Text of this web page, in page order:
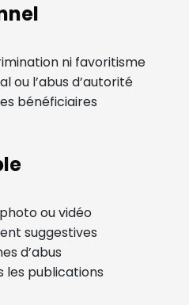
ni favoritisme
ou l’abus d’autorité
bénéficiaires
ou vidéo
suggestives
d’abus
les publications